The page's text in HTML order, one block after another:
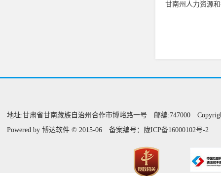
甘南州人力资源
地址:甘肃省甘南藏族自治州合作市博峪路一号 邮编:747000
Powered by 博达软件 © 2015-06 备案编号：
陇ICP备16000102号-2